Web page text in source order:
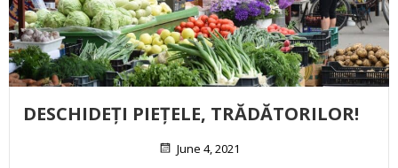
DESCHIDEȚI PIEȚELE, TRĂDĂTORILOR!
June 4, 2021